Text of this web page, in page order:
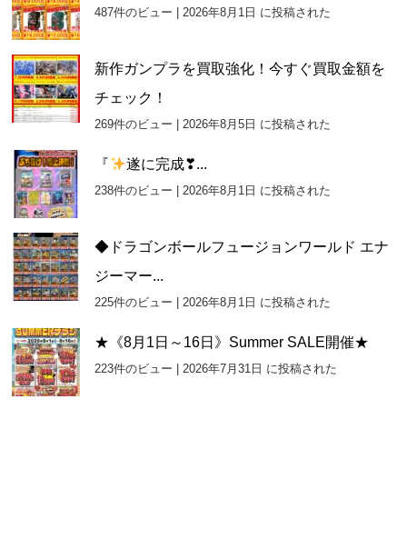
487件のビュー |2026年8月1日 に投稿された
新作ガンプラを買取強化！今すぐ買取金額を
チェック！
269件のビュー |2026年8月5日 に投稿された
『 遂に完成❣...
238件のビュー |2026年8月1日 に投稿された
◆ドラゴンボールフュージョンワールド エナ
ジーマー...
225件のビュー |2026年8月1日 に投稿された
★《8月1日～16日》Summer SALE開催★
223件のビュー |2026年7月31日 に投稿された